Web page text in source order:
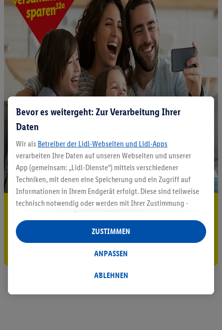
5.95 € Versand sparen³²ᵃ
Bevor es weitergeht: Zur Verarbeitung Ihrer
Daten
Wir als Betreiber der Lidl-Webseiten und Lidl-Apps
verarbeiten Ihre Daten auf unseren Webseiten und unserer
App (gemeinsam: „Lidl-Dienste“) mittels verschiedener
Techniken, mit denen eine Speicherung und ein Zugriff auf
Informationen in Ihrem Endgerät erfolgt. Diese sind teilweise
technisch notwendig oder werden mit Ihrer Zustimmung -
auch durch Partner (u.a.
Verantwortliche; im Zusammenhang mit dem IAB TCF
insgesamt
Statistik-Erstellung oder für personalisierte Werbung
Datenverarbeitungen für personalisierte Werbung werden
ABLEHNEN
ANPASSEN
ZUSTIMMEN